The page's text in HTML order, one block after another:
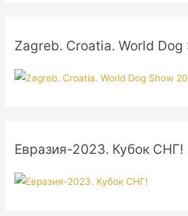
Zagreb. Croatia. World
Евразия-2023. Кубок СНГ!